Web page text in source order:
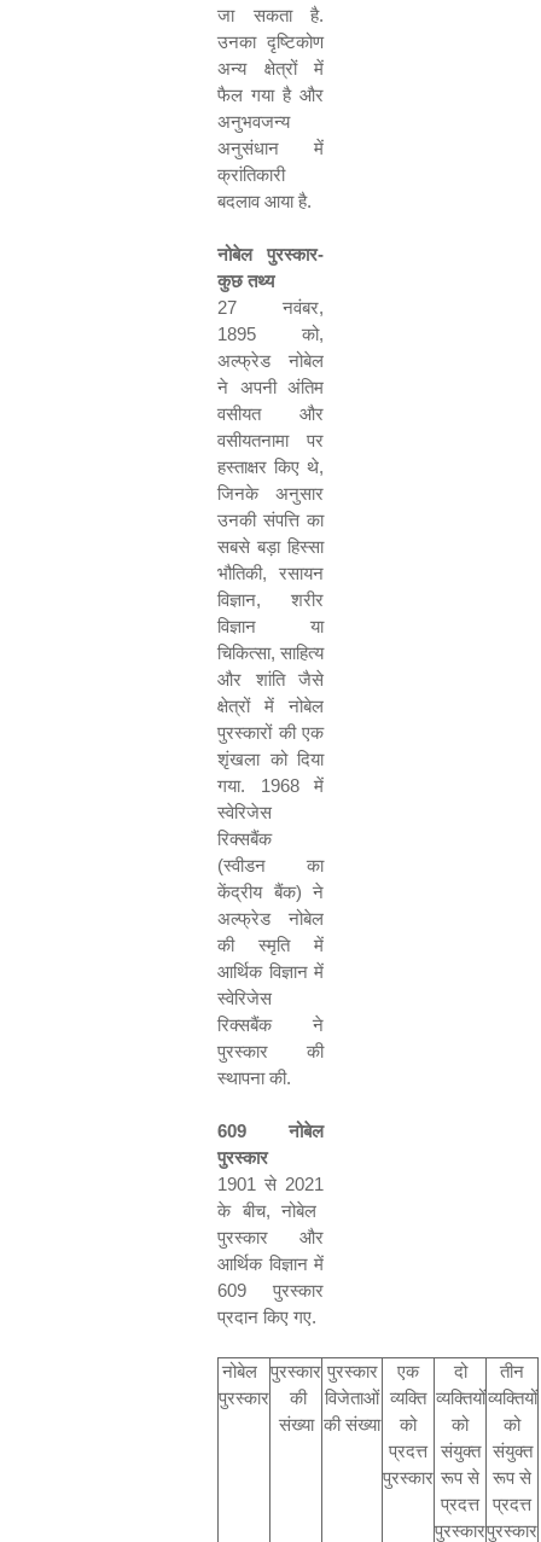
जा सकता है.
उनका दृष्टिकोण
अन्य क्षेत्रों में
फैल गया है और
अनुभवजन्य
अनुसंधान में
क्रांतिकारी
बदलाव आया है.
नोबेल पुरस्कार-
कुछ तथ्य
27 नवंबर,
1895 को,
अल्फ्रेड नोबेल
ने अपनी अंतिम
वसीयत और
वसीयतनामा पर
हस्ताक्षर किए थे,
जिनके अनुसार
उनकी संपत्ति का
सबसे बड़ा हिस्सा
भौतिकी, रसायन
विज्ञान, शरीर
विज्ञान या
चिकित्सा, साहित्य
और शांति जैसे
क्षेत्रों में नोबेल
पुरस्कारों की एक
शृंखला को दिया
गया. 1968में
स्वेरिजेस
रिक्सबैंक
(स्वीडन का
केंद्रीय बैंक) ने
अल्फ्रेड नोबेल
की स्मृति में
आर्थिक विज्ञान में
स्वेरिजेस
रिक्सबैंक ने
पुरस्कार की
स्थापना की.
609 नोबेल
पुरस्कार
1901 से 2021
के बीच,नोबेल
पुरस्कार और
आर्थिक विज्ञान में
609 पुरस्कार
प्रदान किए गए.
नोबेल
पुरस्कार
पुरस्कार
की
संख्या
पुरस्कार
विजेताओं
की संख्या
एक
व्यक्ति
को
प्रदत्त
पुरस्कार
दो
व्यक्तियों
को
संयुक्त
रूप से
प्रदत्त
पुरस्कार
तीन
व्यक्तियों
को
संयुक्त
रूप से
प्रदत्त
पुरस्कार